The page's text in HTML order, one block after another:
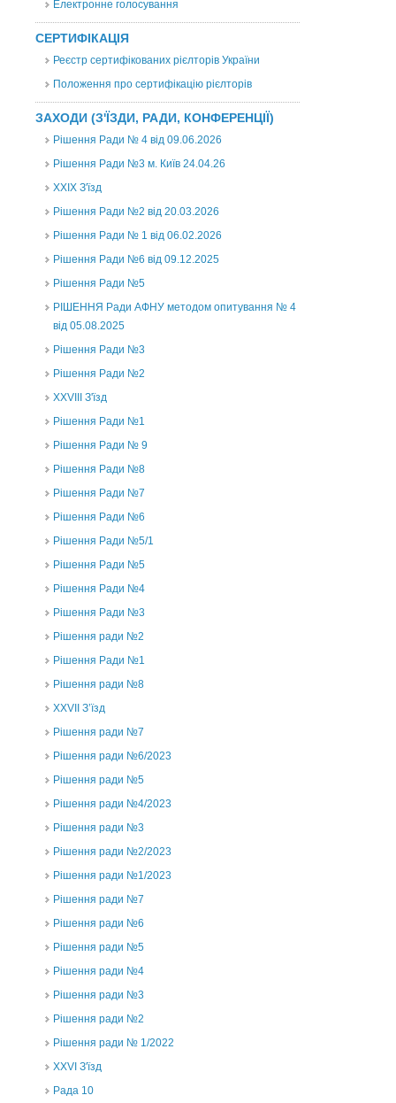
Електронне голосування
СЕРТИФІКАЦІЯ
Реєстр сертифікованих рієлторів України
Положення про сертифікацію рієлторів
ЗАХОДИ (З'ЇЗДИ, РАДИ, КОНФЕРЕНЦІЇ)
Рішення Ради № 4 від 09.06.2026
Рішення Ради №3 м. Київ 24.04.26
XXІХ З'їзд
Рішення Ради №2 від 20.03.2026
Рішення Ради № 1 від 06.02.2026
Рішення Ради №6 від 09.12.2025
Рішення Ради №5
РІШЕННЯ Ради АФНУ методом опитування № 4
від 05.08.2025
Рішення Ради №3
Рішення Ради №2
XXVIII З'їзд
Рішення Ради №1
Рішення Ради № 9
Рішення Ради №8
Рішення Ради №7
Рішення Ради №6
Рішення Ради №5/1
Рішення Ради №5
Рішення Ради №4
Рішення Ради №3
Рішення ради №2
Рішення Ради №1
Рішення ради №8
ХХVII З’їзд
Рішення ради №7
Рішення ради №6/2023
Рішення ради №5
Рішення ради №4/2023
Рішення ради №3
Рішення ради №2/2023
Рішення ради №1/2023
Рішення ради №7
Рішення ради №6
Рішення ради №5
Рішення ради №4
Рішення ради №3
Рішення ради №2
Рішення ради № 1/2022
XXVI З'їзд
Рада 10